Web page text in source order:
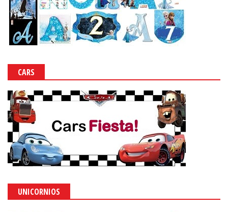
CARS
UNICORNIOS